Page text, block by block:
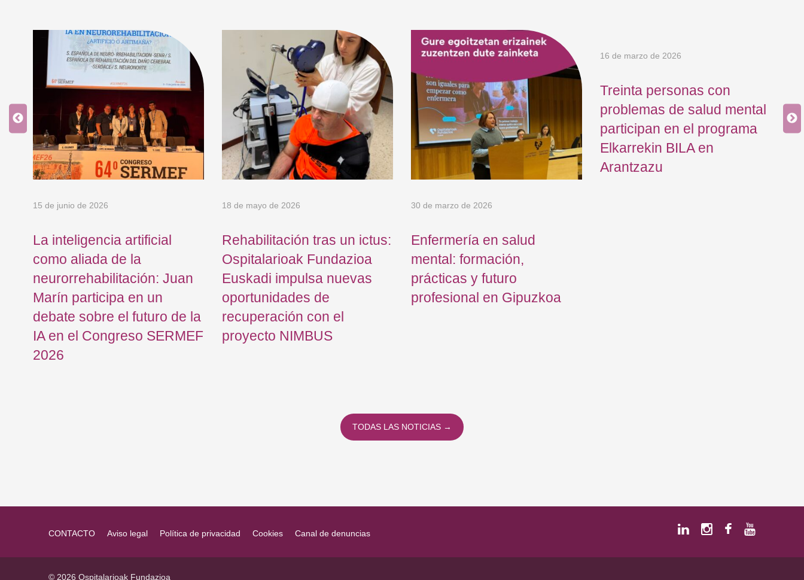
15 de junio de 2026
La inteligencia artificial
como aliada de la
neurorrehabilitación: Juan
Marín participa en un
debate sobre el futuro de la
IA en el Congreso SERMEF
2026
18 de mayo de 2026
Rehabilitación tras un ictus:
Ospitalarioak Fundazioa
Euskadi impulsa nuevas
oportunidades de
recuperación con el
proyecto NIMBUS
30 de marzo de 2026
Enfermería en salud
mental: formación,
prácticas y futuro
profesional en Gipuzkoa
16 de marzo de 2026
Treinta personas con
problemas de salud mental
participan en el programa
Elkarrekin BILA en
Arantzazu
TODAS LAS NOTICIAS →
CONTACTO Aviso legal Política de privacidad Cookies Canal de denuncias
© 2026 Ospitalarioak Fundazioa